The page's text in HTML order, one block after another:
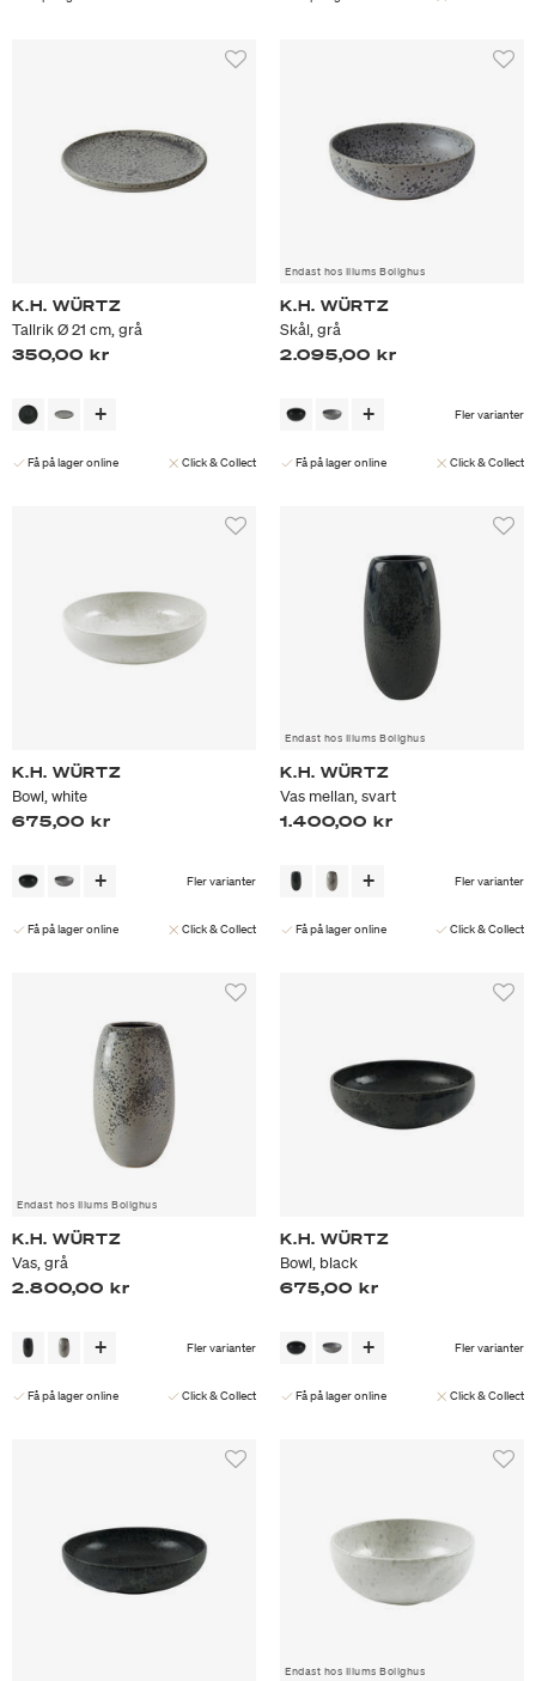
K.H. WÜRTZ
Tallrik Ø 21 cm, grå
350,00 kr
Få på lager online Click & Collect
Endast hos Illums Bolighus
K.H. WÜRTZ
Skål, grå
2.095,00 kr
Fler varianter
Få på lager online Click & Collect
K.H. WÜRTZ
Bowl, white
675,00 kr
Fler varianter
Få på lager online Click & Collect
Endast hos Illums Bolighus
K.H. WÜRTZ
Vas mellan, svart
1.400,00 kr
Fler varianter
Få på lager online Click & Collect
Endast hos Illums Bolighus
K.H. WÜRTZ
Vas, grå
2.800,00 kr
Fler varianter
Få på lager online Click & Collect
K.H. WÜRTZ
Bowl, black
675,00 kr
Fler varianter
Få på lager online Click & Collect
Endast hos Illums Bolighus